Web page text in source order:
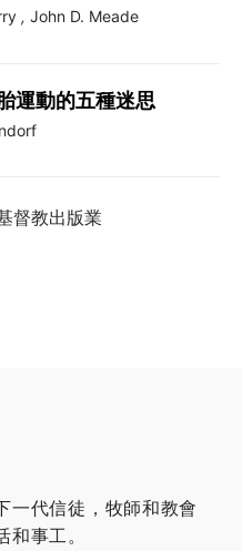
, John D. Meade
運動的五種迷思
督教出版業
一代信徒，牧師和教會
事工。